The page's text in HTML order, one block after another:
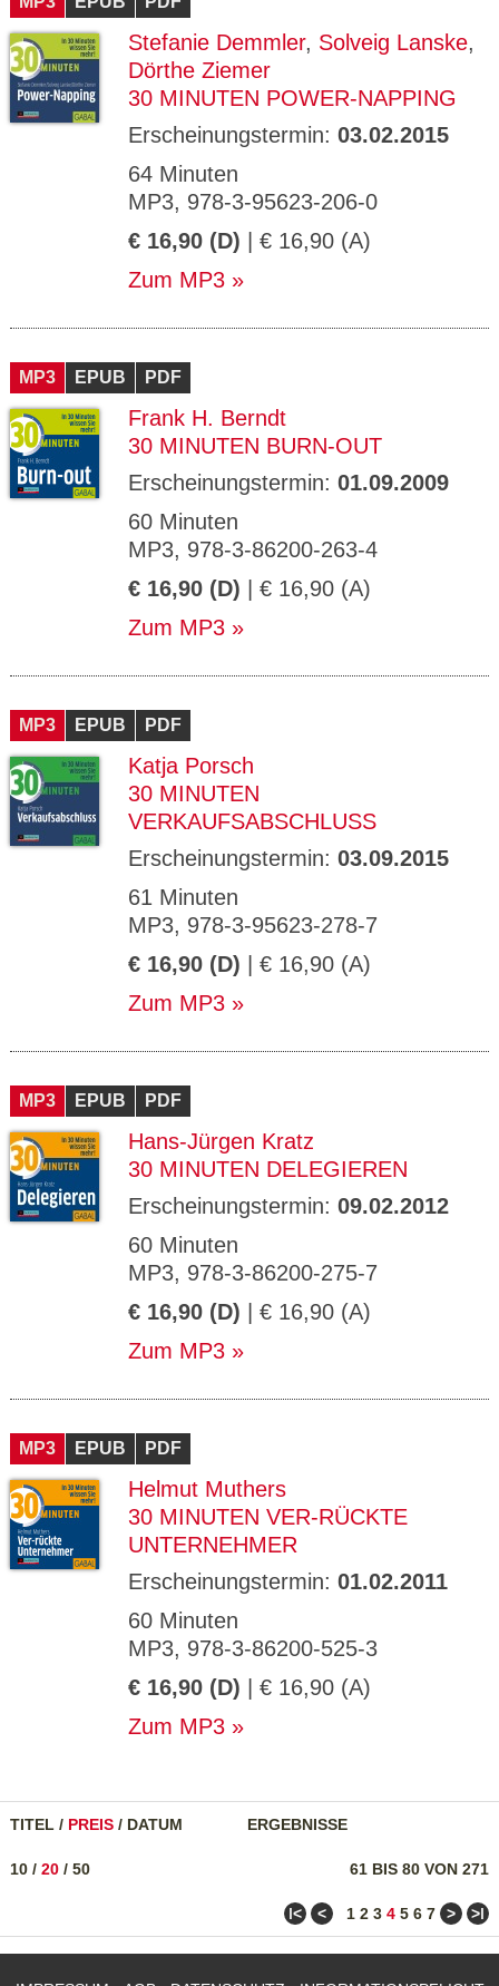
Stefanie Demmler, Solveig Lanske,
Dörthe Ziemer
30 MINUTEN POWER-NAPPING
Erscheinungstermin: 03.02.2015
64 Minuten
MP3, 978-3-95623-206-0
€ 16,90 (D) | € 16,90 (A)
Zum MP3
MP3 EPUB PDF
Frank H. Berndt
30 MINUTEN BURN-OUT
Erscheinungstermin: 01.09.2009
60 Minuten
MP3, 978-3-86200-263-4
€ 16,90 (D) | € 16,90 (A)
Zum MP3
MP3 EPUB PDF
Katja Porsch
30 MINUTEN
VERKAUFSABSCHLUSS
Erscheinungstermin: 03.09.2015
61 Minuten
MP3, 978-3-95623-278-7
€ 16,90 (D) | € 16,90 (A)
Zum MP3
MP3 EPUB PDF
Hans-Jürgen Kratz
30 MINUTEN DELEGIEREN
Erscheinungstermin: 09.02.2012
60 Minuten
MP3, 978-3-86200-275-7
€ 16,90 (D) | € 16,90 (A)
Zum MP3
MP3 EPUB PDF
Helmut Muthers
30 MINUTEN VER-RÜCKTE
UNTERNEHMER
Erscheinungstermin: 01.02.2011
60 Minuten
MP3, 978-3-86200-525-3
€ 16,90 (D) | € 16,90 (A)
Zum MP3
TITEL / PREIS / DATUM ERGEBNISSE
61 BIS 80 VON 271
10 / 20 / 50
ǀ< < 1 2 3 4 5 6 7 > >ǀ